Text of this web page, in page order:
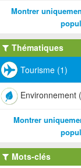
Montrer
Thématiques
Tourisme (1)
Environnement
Montrer
Mots-clés